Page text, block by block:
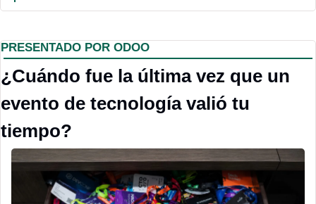
PRESENTADO POR ODOO
¿Cuándo fue la última vez que un
evento de tecnología valió tu
tiempo?